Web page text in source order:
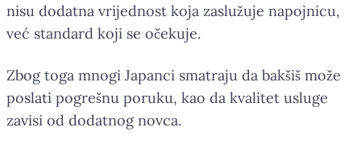
nisu dodatna vrijednost koja zaslužuje napojnicu,
već standard koji se očekuje.
Zbog toga mnogi Japanci smatraju da bakšiš može
poslati pogrešnu poruku, kao da kvalitet usluge
zavisi od dodatnog novca.